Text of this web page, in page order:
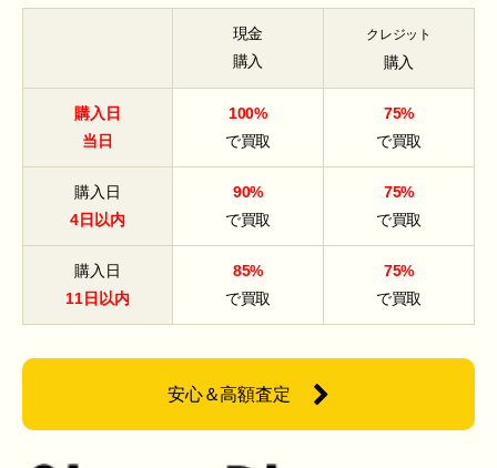
現金
購入
クレジット
購入
購入日
当日
100%
で買取
75%
で買取
購入日
4日以内
90%
で買取
75%
で買取
購入日
11日以内
85%
で買取
75%
で買取
安心＆高額査定